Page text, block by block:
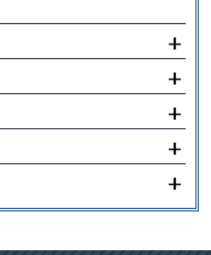
+
+
+
+
+